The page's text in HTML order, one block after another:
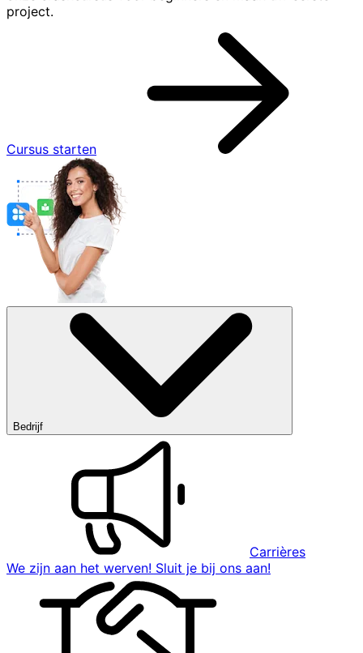
project.
Cursus starten
Bedrijf
Carrières
We zijn aan het werven! Sluit je bij ons aan!